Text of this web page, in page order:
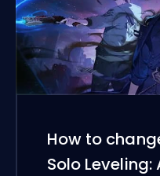
How to
Solo